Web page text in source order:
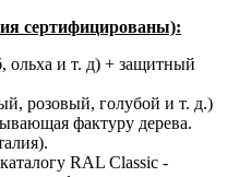
сертифицированы):
ольха и т. д) + защитный
розовый, голубой и т. д.)
фактуру дерева.
RAL Classic -